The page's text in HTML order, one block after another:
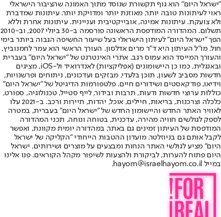
"ישראל היום" הוא גוף תקשורת שנוסד מתוך האמונה שהציבור הישראלי
ראוי לעיתונות טובה יותר, מאוזנת יותר ומדויקת יותר. עיתונות שמדברת
ולא צועקת. עיתונות אמינה, אובייקטיבית ועניינית. עיתונות אחרת וללא
תשלום. המהדורה המודפסת הראשונה פורסמה ב-30 ביולי 2007, וב-2010
הפך "ישראל היום" לעיתון הישראלי בעל שיעור החשיפה הגבוה ביותר בימי
חול. מו"ל העיתון היא ד"ר מרים אדלסון. העורך הראשי הוא עמר לחמנוביץ,
והעורך המייסד הוא עמוס רגב. אתרי האינטרנט של "ישראל היום" בעברית
ובאנגלית, כמו כן היישומונים (אפליקציות) לאנדרואיד ול-iOS, מציגים
חדשות מסביב לשעון, תוכן בלעדי, מבזקים ועדכונים, ניתוחים ופרשנויות,
וידיאו, פודקאסטים ושידורים חיים. פלטפורמות הדיגיטל של "ישראל היום"
כוללות ערוצי חדשות ודעות, תרבות ובידור, לייף סטייל, טכנולוגיה, ספורט,
כלכלה וצרכנות, בריאות, חיילים, אוכל, יהדות, תיירות ורכב. ב-2021 עלו
לאוויר האתר החדש והיישומון החדש של "ישראל היום" בעברית, במטרה
לספק לגולשים חוויה מהירה, עדכנית, בטוחה ונוחה. תכני המהדורה
המודפסת של העיתון זמינים גם באתר, במהדורה יומית מקוונת, ואפשר
לקבל אותם גם בניוזלטר. מועדון ההטבות הייחודי "הקליקה של ישראל
היום" מציע לגולשי האתר הנחות ומבצעים על מוצרים ושירותים. ישראל
היום פתוח להערות, לביקורת ולהצעות לשיפור מקהל הקוראים. פנו אלינו
במייל hayom@israelhayom.co.il.